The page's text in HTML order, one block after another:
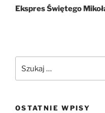
wpis
Ekspres Świętego
OSTATNIE WPISY